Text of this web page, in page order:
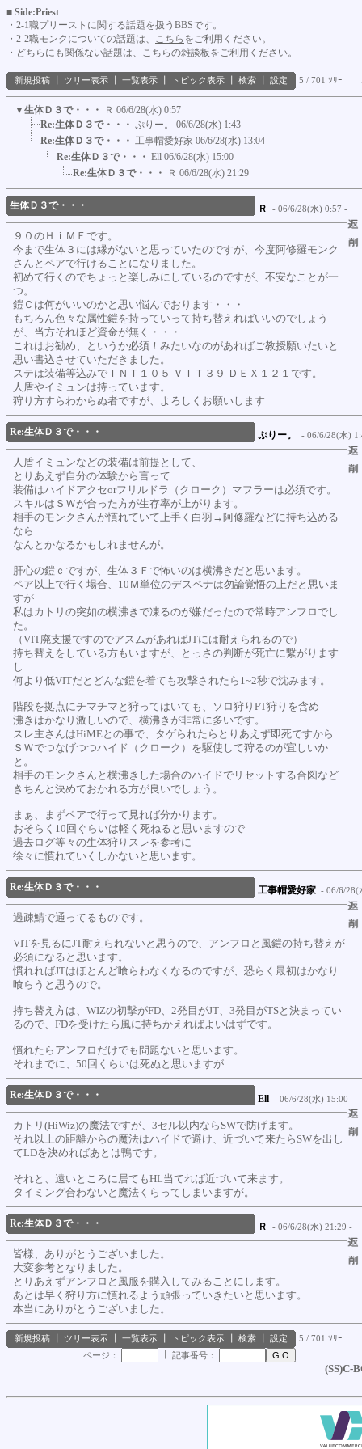
■ Side:Priest
・2-1職プリーストに関する話題を扱うBBSです。
・2-2職モンクについての話題は、 こちら をご利用ください。
・どちらにも関係ない話題は、 こちらの雑談板をご利用ください。
新規投稿 ツリー表示 一覧表示 トピック表示 検索 設定 5 / 701 ﾂﾘｰ
▼生体Ｄ３で・・・ Ｒ 06/6/28(水) 0:57
Re:生体Ｄ３で・・・ ぷりー。 06/6/28(水) 1:43
Re:生体Ｄ３で・・・ 工事帽愛好家 06/6/28(水) 13:04
Re:生体Ｄ３で・・・ Ell 06/6/28(水) 15:00
Re:生体Ｄ３で・・・
Ｒ 06/6/28(水) 21:29
生体Ｄ３で・・・ Ｒ - 06/6/28(水) 0:57 -
９０のＨｉＭＥです。
今まで生体３には縁がないと思っていたのですが、今度阿修羅モンク
さんとペアで行けることになりました。
初めて行くのでちょっと楽しみにしているのですが、不安なことが一
つ。
鎧Ｃは何がいいのかと思い悩んでおります・・・
もちろん色々な属性鎧を持っていって持ち替えればいいのでしょう
が、当方それほど資金が無く・・・
これはお勧め、というか必須！みたいなのがあればご教授願いたいと
思い書込させていただきました。
ステは装備等込みでＩＮＴ１０５ ＶＩＴ３９ ＤＥＸ１２１です。
人盾やイミュンは持っています。
狩り方すらわからぬ者ですが、よろしくお願いします
Re:生体Ｄ３で・・・ ぷりー。 - 06/6/28(水)
人盾イミュンなどの装備は前提として、
とりあえず自分の体験から言って
装備はハイドアクセorフリルドラ（クローク）マフラーは必須です。
スキルはＳＷが合った方が生存率が上がります。
相手のモンクさんが慣れていて上手く白羽→阿修羅などに持ち込める
なら
なんとかなるかもしれませんが。
肝心の鎧ｃですが、生体３Ｆで怖いのは横沸きだと思います。
ペア以上で行く場合、10Ｍ単位のデスペナは勿論覚悟の上だと思いま
すが
私はカトリの突如の横沸きで凍るのが嫌だったので常時アンフロでし
た。
（VIT廃支援ですのでアスムがあればJTには耐えられるので）
持ち替えをしている方もいますが、とっさの判断が死亡に繋がります
し
何より低VITだとどんな鎧を着ても攻撃されたら1~2秒で沈みます。
階段を拠点にチマチマと狩ってはいても、ソロ狩りPT狩りを含め
沸きはかなり激しいので、横沸きが非常に多いです。
スレ主さんはHiMEとの事で、タゲられたらとりあえず即死ですから
ＳＷでつなげつつハイド（クローク）を駆使して狩るのが宜しいか
と。
相手のモンクさんと横沸きした場合のハイドでリセットする合図など
きちんと決めておかれる方が良いでしょう。
まぁ、まずペアで行って見れば分かります。
おそらく10回ぐらいは軽く死ねると思いますので
過去ログ等々の生体狩りスレを参考に
徐々に慣れていくしかないと思います。
Re:生体Ｄ３で・・・ 工事帽愛好家 - 06/6/28(
過疎鯖で通ってるものです。
VITを見るにJT耐えられないと思うので、アンフロと風鎧の持ち替えが
必須になると思います。
慣れればJTはほとんど喰らわなくなるのですが、恐らく最初はかなり
喰らうと思うので。
持ち替え方は、WIZの初撃がFD、2発目がJT、3発目がTSと決まってい
るので、FDを受けたら風に持ちかえればよいはずです。
慣れたらアンフロだけでも問題ないと思います。
それまでに、50回くらいは死ぬと思いますが……
Re:生体Ｄ３で・・・ Ell - 06/6/28(水) 15:00 -
カトリ(HiWiz)の魔法ですが、3セル以内ならSWで防げます。
それ以上の距離からの魔法はハイドで避け、近づいて来たらSWを出し
てLDを決めればあとは鴨です。
それと、遠いところに居てもHL当てれば近づいて来ます。
タイミング合わないと魔法くらってしまいますが。
Re:生体Ｄ３で・・・ Ｒ - 06/6/28(水) 21:29 -
皆様、ありがとうございました。
大変参考となりました。
とりあえずアンフロと風服を購入してみることにします。
あとは早く狩り方に慣れるよう頑張っていきたいと思います。
本当にありがとうございました。
新規投稿 ツリー表示 一覧表示 トピック表示 検索 設定 5 / 701 ﾂﾘｰ
ページ： 記事番号：
(SS)C-